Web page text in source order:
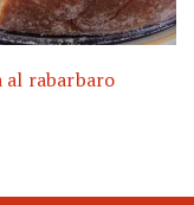
al rabarbaro